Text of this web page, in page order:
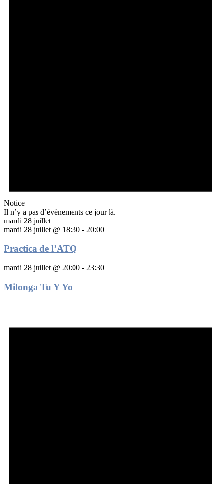
Notice
Il n’y a pas d’évènements ce jour là.
mardi 28 juillet
mardi 28 juillet @ 18:30 - 20:00
Practica de l’ATQ
mardi 28 juillet @ 20:00 - 23:30
Milonga Tu Y Yo